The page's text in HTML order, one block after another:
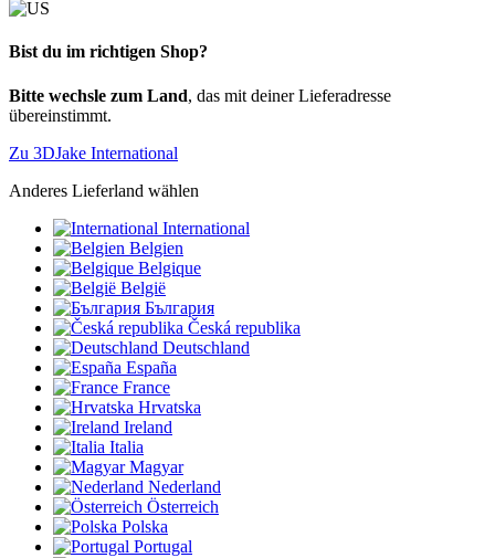
Bist du im richtigen Shop?
Bitte wechsle zum Land, das mit deiner Lieferadresse
übereinstimmt.
Zu 3DJake International
Anderes Lieferland wählen
International
Belgien
Belgique
België
България
Česká republika
Deutschland
España
France
Hrvatska
Ireland
Italia
Magyar
Nederland
Österreich
Polska
Portugal